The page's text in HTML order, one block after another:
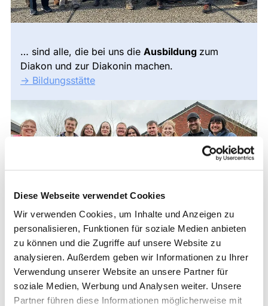
Diese Webseite verwendet Cookies
Wir verwenden Cookies, um Inhalte und Anzeigen zu
personalisieren, Funktionen für soziale Medien anbieten
zu können und die Zugriffe auf unsere Website zu
analysieren. Außerdem geben wir Informationen zu Ihrer
Verwendung unserer Website an unsere Partner für
soziale Medien, Werbung und Analysen weiter. Unsere
Partner führen diese Informationen möglicherweise mit
… sind alle, die bei uns die Ausbildung zum
Diakon und zur Diakonin machen.
-> Bildungsstätte
… ist derVerein mit Geschäftsstellein Witten in
der Pferdebachstraße.
-> Geschäftsstelle